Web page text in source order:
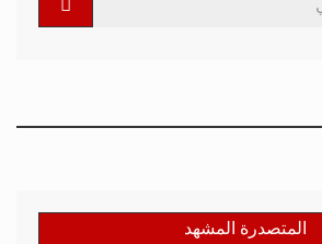
المتصدرة المشهد